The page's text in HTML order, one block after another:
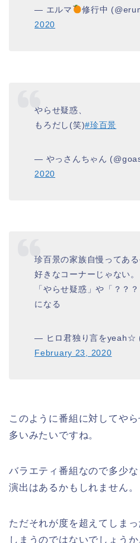
— エルマ 修行中
2020
やらせ疑惑、
もろだし(笑)#珍百景
— やっさんちゃん
2020
珍百景の家族自慢ってあ
好きなコーナーじゃない。
「やらせ疑惑」や「？？
になる
— ヒロ君独り言をyeah☆
February 23, 2020
このように番組に対してや
多いみたいですね。
バラエティ番組なので多少
演出はあるかもしれません。
ただそれが度を超えてしまっ
しまうのではないでしょうか